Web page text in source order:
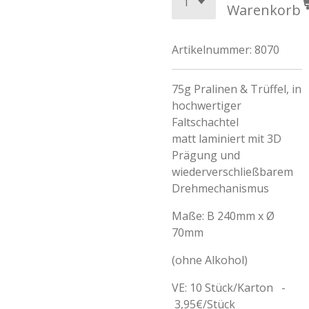
Warenkorb
Artikelnummer: 8070
75g Pralinen & Trüffel, in
hochwertiger
Faltschachtel
matt laminiert mit 3D
Prägung und
wiederverschließbarem
Drehmechanismus
Maße: B 240mm x Ø
70mm
(ohne Alkohol)
VE: 10 Stück/Karton -
3,95€/Stück